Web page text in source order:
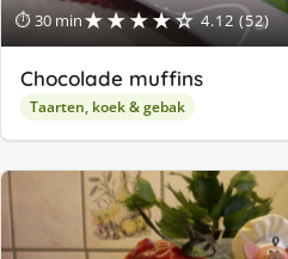
⏱ 30 min★★★★☆ 4.12 (52)
Chocolade muffins
Taarten, koek & gebak